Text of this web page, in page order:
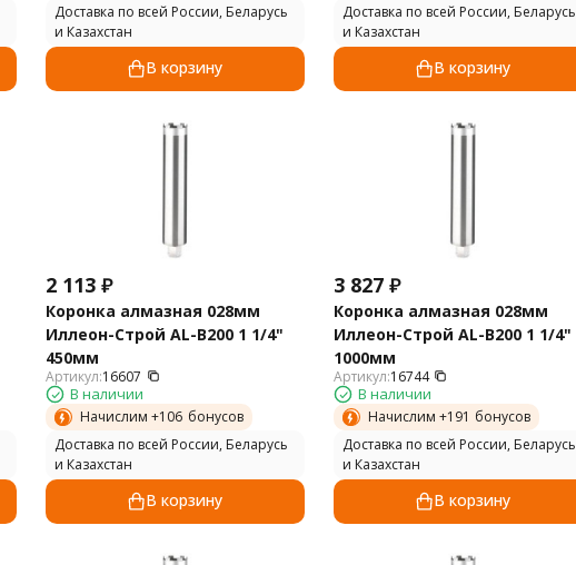
Доставка по всей России, Беларусь
и Казахстан
В корзину
Доставка по всей России, Беларусь
и Казахстан
В корзину
2 113 ₽
Коронка алмазная 028мм
Иллеон-Строй AL-B200 1 1/4"
450мм
Артикул:16607
В наличии
Начислим +106 бонусов
Доставка по всей России, Беларусь
и Казахстан
В корзину
3 827 ₽
Коронка алмазная 028мм
Иллеон-Строй AL-B200 1 1/4"
1000мм
Артикул:16744
В наличии
Начислим +191 бонусов
Доставка по всей России, Беларусь
и Казахстан
В корзину